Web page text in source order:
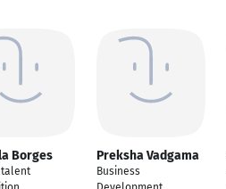
Borges
talent
Preksha Vadgama
Business